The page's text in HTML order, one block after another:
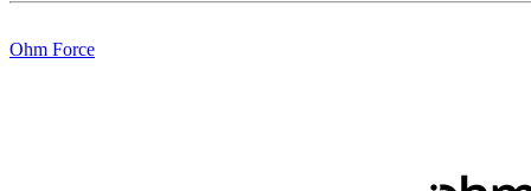
Ohm Force